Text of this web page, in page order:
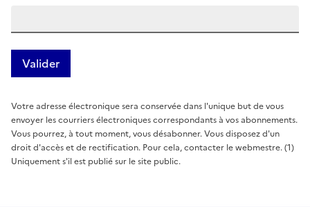
Votre adresse électronique sera conservée dans l'unique but de vous
envoyer les courriers électroniques correspondants à vos abonnements.
Vous pourrez, à tout moment, vous désabonner. Vous disposez d'un
droit d'accès et de rectification. Pour cela, contacter le webmestre. (1)
Uniquement s'il est publié sur le site public.